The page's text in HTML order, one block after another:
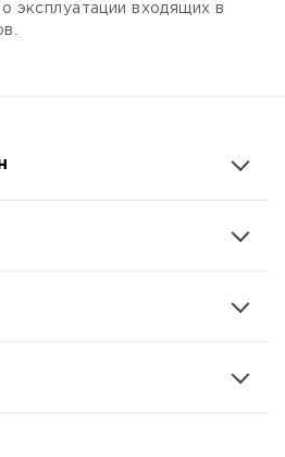
эксплуатации входящих в